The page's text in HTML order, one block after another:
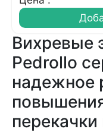
Вихревые
Pedrollo
надежное